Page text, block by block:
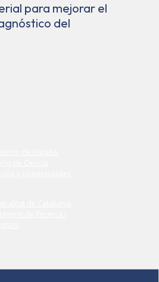
para mejorar el
del